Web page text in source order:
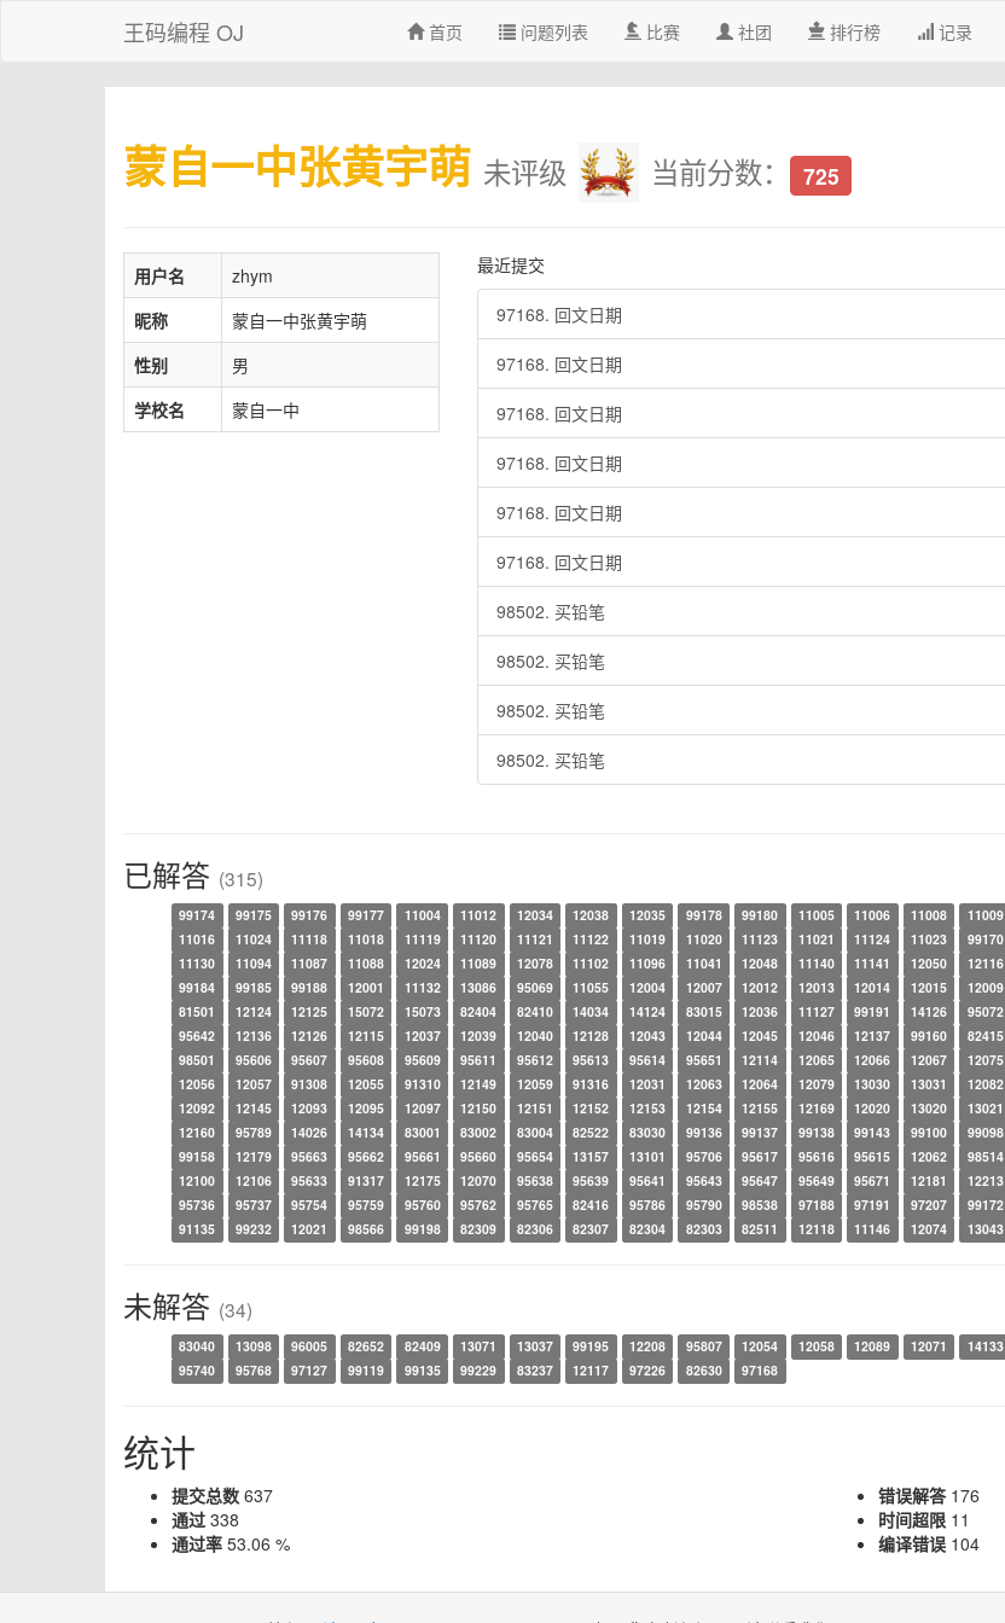
王码编程 OJ 首页 问题列表 比赛 社团 排行榜 记录
蒙自一中张黄宇萌 未评级 当前分数： 725
用户名
zhym
昵称
蒙自一中张黄宇萌
性别
男
学校名
蒙自一中
最近提交
97168. 回文日期
97168. 回文日期
97168. 回文日期
97168. 回文日期
97168. 回文日期
97168. 回文日期
98502. 买铅笔
98502. 买铅笔
98502. 买铅笔
98502. 买铅笔
已解答 (315)
99174 99175 99176 99177 11004 11012 12034 12038 12035 99178 99180 11005 11006 11008 11009
11016
11024 11118 11018 11119 11120 11121 11122 11019 11020 11123 11021 11124 11023 99170
11130
11094 11087 11088 12024 11089 12078 11102 11096 11041 12048 11140 11141 12050 12116
99184
99185 99188 12001 11132 13086 95069 11055 12004 12007 12012 12013 12014 12015 12009
81501
12124 12125 15072 15073 82404 82410 14034 14124 83015 12036 11127 99191 14126 95072
95642
12136 12126 12115 12037 12039 12040 12128 12043 12044 12045 12046 12137 99160 82415
98501
95606 95607 95608 95609 95611 95612 95613 95614 95651 12114 12065 12066 12067 12075
12056
12057 91308 12055 91310 12149 12059 91316 12031 12063 12064 12079 13030 13031 12082
12092
12145 12093 12095 12097 12150 12151 12152 12153 12154 12155 12169 12020 13020 13021
12160
95789 14026 14134 83001 83002 83004 82522 83030 99136 99137 99138 99143 99100 99098
99158
12179 95663 95662 95661 95660 95654 13157 13101 95706 95617 95616 95615 12062 98514
12100
12106 95633 91317 12175 12070 95638 95639 95641 95643 95647 95649 95671 12181 12213
95736
95737 95754 95759 95760 95762 95765 82416 95786 95790 98538 97188 97191 97207 99172
91135
99232 12021 98566 99198 82309 82306 82307 82304 82303 82511 12118 11146 12074 13043
未解答 (34)
83040 13098 96005 82652 82409 13071 13037 99195 12208 95807 12054 12058 12089 12071 14133
95740
95768 97127 99119 99135 99229 83237 12117 97226 82630 97168
统计
提交总数 637
通过 338
通过率 53.06 %
错误解答176
时间超限 11
编译错误 104